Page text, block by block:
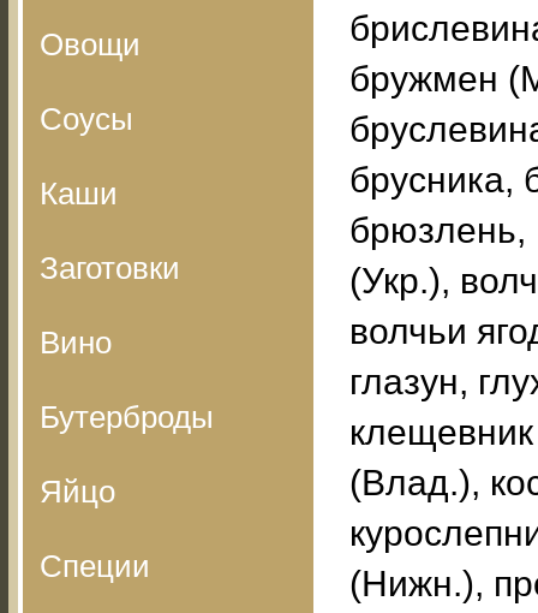
Овощи
Соусы
Каши
Заготовки
Вино
Бутерброды
Яйцо
Специи
бружмен
брусника,
брюзлень,
(Укр.),
волчьи
глазун,
клещевник
(Влад.),
(Нижн.),